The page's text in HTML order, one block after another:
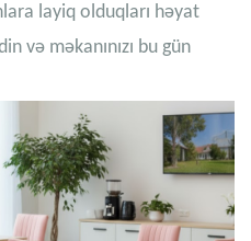
layiq olduqları həyat
və məkanınızı bu gün